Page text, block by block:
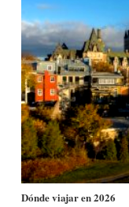
Dónde viajar en 2026